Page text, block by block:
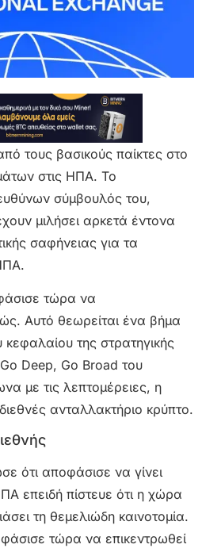
τους βασικούς παίκτες στο
στις ΗΠΑ. Το
σύμβουλός του,
μιλήσει αρκετά έντονα
σαφήνειας για τα
τώρα να
Αυτό θεωρείται ένα βήμα
της στρατηγικής
Deep, Go Broad του
με τις λεπτομέρειες, η
ανταλλακτήριο κρύπτο.
ότι αποφάσισε να γίνει
επειδή πίστευε ότι η χώρα
τη θεμελιώδη καινοτομία.
τώρα να επικεντρωθεί